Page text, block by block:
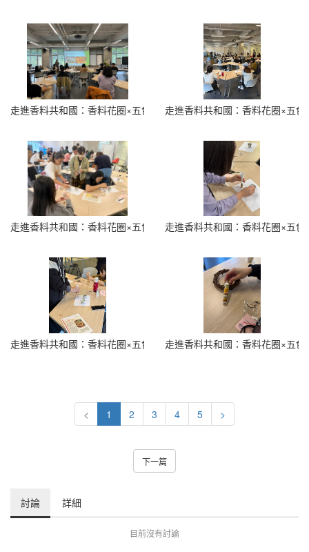
走進香料共和國：香料花圈×五色香料瓶 (22)走進香料共和國：香料花圈×五
走進香料共和國：香料花圈×五色香料瓶 (24)走進香料共和國：香料花圈×五
走進香料共和國：香料花圈×五色香料瓶 (26)走進香料共和國：香料花圈×五
< 1 2 3 4 5 >
下一篇
討論 詳細
目前沒有討論